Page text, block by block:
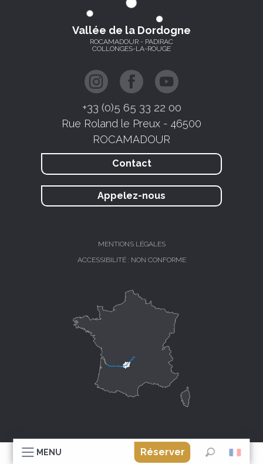
MENU
Réserver
Vallée de la Dordogne
ROCAMADOUR - PADIRAC
COLLONGES-LA-ROUGE
+33 (0)5 65 33 22 00
Rue Roland le Preux - 46500
ROCAMADOUR
Contact
Appelez-nous
MENTIONS LÉGALES
ACCESSIBILITÉ : NON CONFORME